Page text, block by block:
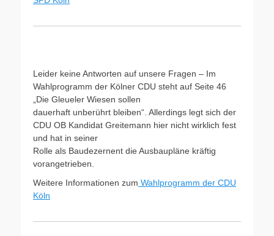
Leider keine Antworten auf unsere Fragen – Im
Wahlprogramm der Kölner CDU steht auf Seite 46
„Die Gleueler Wiesen sollen
dauerhaft unberührt bleiben“. Allerdings legt sich der
CDU OB Kandidat Greitemann hier nicht wirklich fest
und hat in seiner
Rolle als Baudezernent die Ausbaupläne kräftig
vorangetrieben.
Weitere Informationen zum Wahlprogramm der CDU
Köln